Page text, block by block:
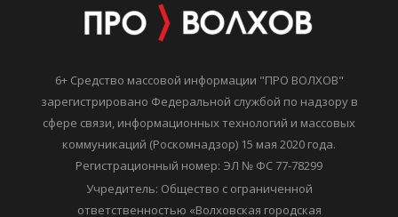
6+ Средство массовой информации "ПРО ВОЛХОВ"
зарегистрировано Федеральной службой по надзору в
сфере связи, информационных технологий и массовых
коммуникаций (Роскомнадзор) 15 мая 2020 года.
Регистрационный номер: ЭЛ № ФС 77-78299